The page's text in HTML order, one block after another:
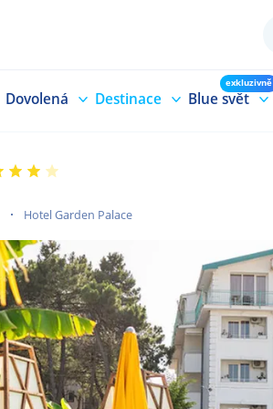
Dovolená Destinace Blue svět
exkluzivně
Hotel Garden Palace